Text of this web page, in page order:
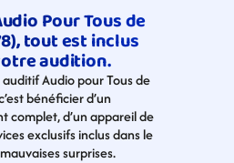
Pour Tous de
tout est inclus
audition.
Audio pour Tous de
bénéficier d’un
complet, d’un appareil de
exclusifs inclus dans le
surprises.